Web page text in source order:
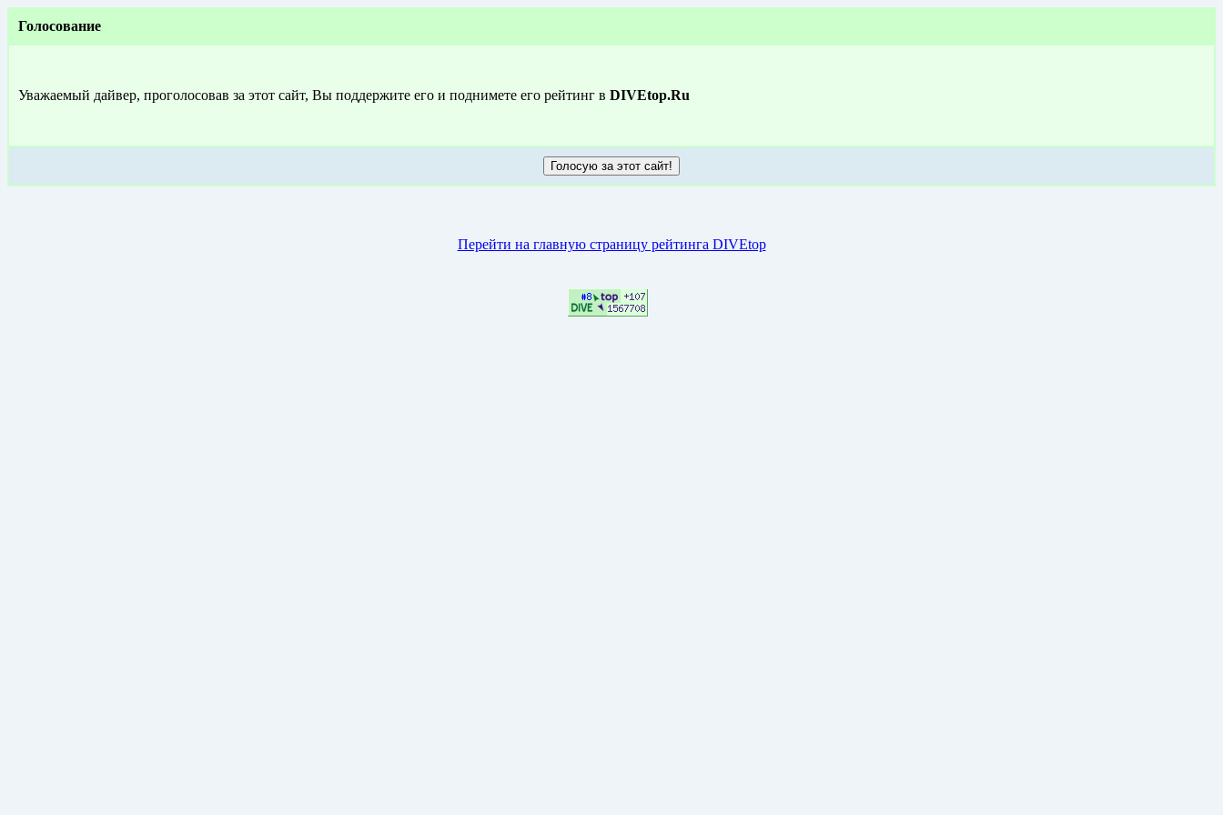
Голосование
Уважаемый дайвер, проголосовав за этот сайт, Вы поддержите его и поднимете его рейтинг в DIVEtop.Ru
Перейти на главную страницу рейтинга DIVEtop